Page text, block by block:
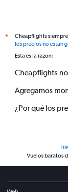
*
Cheapflights
los precios no están
Esta es la razón:
Cheapflights
Agregamos
¿Por qué los
Vuelos baratos